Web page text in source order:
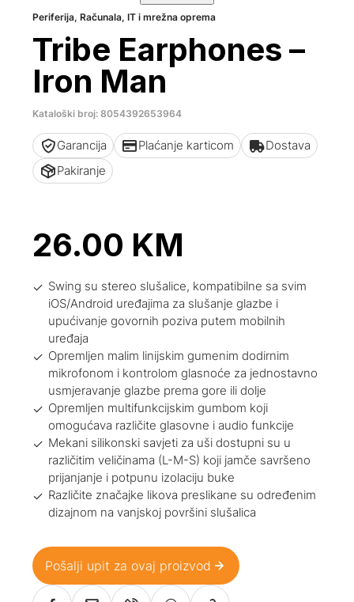
Periferija,Računala, IT i mrežna oprema
Tribe Earphones –
Iron Man
Kataloški broj: 8054392653964
Garancija Plaćanje karticom
Dostava
Pakiranje
26.00 KM
Swing su stereo slušalice, kompatibilne sa svim
iOS/Android uređajima za slušanje glazbe i
upućivanje govornih poziva putem mobilnih
uređaja
Opremljen malim linijskim gumenim dodirnim
mikrofonom i kontrolom glasnoće za jednostavno
usmjeravanje glazbe prema gore ili dolje
Opremljen multifunkcijskim gumbom koji
omogućava različite glasovne i audio funkcije
Mekani silikonski savjeti za uši dostupni su u
različitim veličinama (L-M-S) koji jamče savršeno
prijanjanje i potpunu izolaciju buke
Različite značajke likova preslikane su određenim
dizajnom na vanjskoj površini slušalica
Pošalji upit za ovaj proizvod